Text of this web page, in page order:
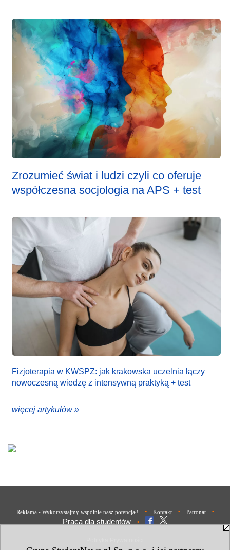
Zrozumieć świat i ludzi czyli co oferuje
współczesna socjologia na APS + test
Fizjoterapia w KWSPZ: jak krakowska uczelnia łączy
nowoczesną wiedzę z intensywną praktyką + test
więcej artykułów »
Reklama - Wykorzystajmy wspólnie nasz potencjał! • Kontakt • Patronat •
Praca dla studentów •